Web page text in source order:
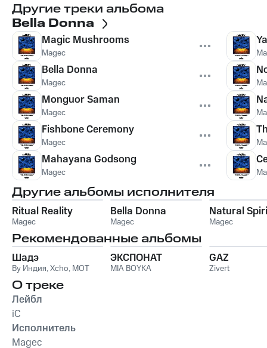
Другие треки альбома
Bella Donna
Magic Mushrooms
Magec
Bella Donna
Magec
Monguor Saman
Magec
Fishbone Ceremony
Magec
Mahayana Godsong
Magec
Другие альбомы исполнителя
Ritual Reality
Magec
Bella Donna
Magec
Natural
Magec
Рекомендованные альбомы
Шадэ
By Индия,Xcho, MOT
ЭКСПОНАТ
MIA BOYKA
GAZ
Zivert
О треке
Лейбл
iC
Исполнитель
Magec